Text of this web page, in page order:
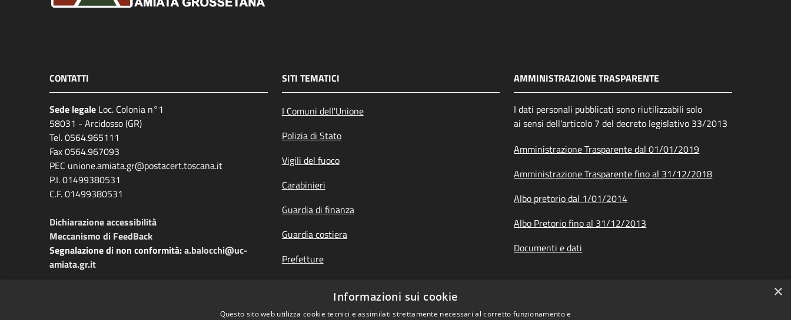
CONTATTI
Sede legale Loc. Colonia n°1
58031 - Arcidosso (GR)
Tel. 0564.965111
Fax 0564.967093
PEC unione.amiata.gr@postacert.toscana.it
P.I. 01499380531
C.F. 01499380531
Dichiarazione accessibilità
Meccanismo di FeedBack
Segnalazione di non conformità:a.balocchi@uc-
amiata.gr.it
SITI TEMATICI
I Comuni dell'Unione
Polizia di Stato
Vigili del fuoco
Carabinieri
Guardia di finanza
Guardia costiera
Prefetture
Your Europe, italiano
AMMINISTRAZIONE TRASPARENTE
I dati personali pubblicati sono riutilizzabili solo
ai sensi dell'articolo 7 del decreto legislativo 33/2013
Amministrazione Trasparente dal 01/01/2019
Amministrazione Trasparente fino al 31/12/2018
Albo pretorio dal 1/01/2014
Albo Pretorio fino al 31/12/2013
Documenti e dati
×
Informazioni sui cookie
Questo sito web utilizza cookie tecnici e assimilati strettamente necessari al corretto funzionamento e